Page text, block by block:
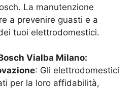
La manutenzione
a prevenire guasti e a
tuoi elettrodomestici.
Vialba Milano:
: Gli elettrodomestici
per la loro affidabilità,